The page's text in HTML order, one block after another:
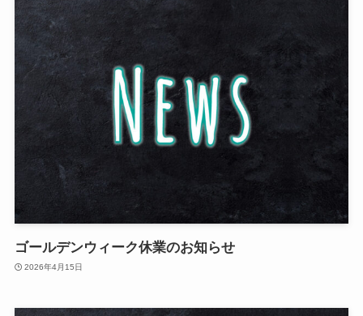
ゴールデンウィーク休業のお知らせ
2026年4月15日